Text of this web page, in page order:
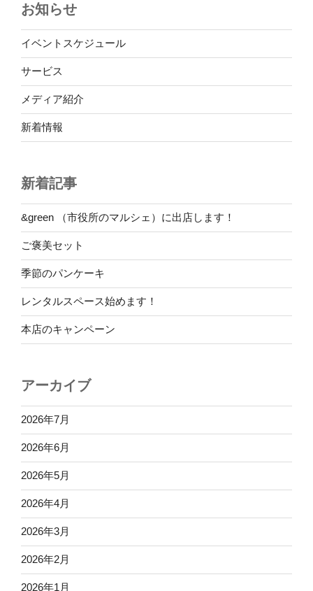
ン
お知らせ
イベントスケジュール
サービス
メディア紹介
新着情報
新着記事
&green （市役所のマルシェ）に出店します！
ご褒美セット
季節のパンケーキ
レンタルスペース始めます！
本店のキャンペーン
アーカイブ
2026年7月
2026年6月
2026年5月
2026年4月
2026年3月
2026年2月
2026年1月